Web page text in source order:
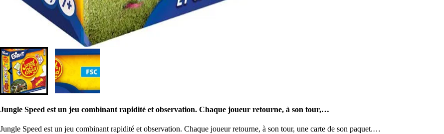
Jungle Speed est un jeu combinant rapidité et observation. Chaque joueur retourne, à son tour,…
Jungle Speed est un jeu combinant rapidité et observation. Chaque joueur retourne, à son tour, une carte de son paquet.…